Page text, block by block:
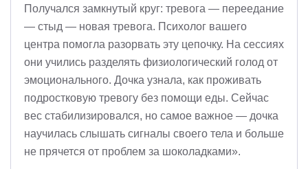
Получался замкнутый круг: тревога — переедание
— стыд — новая тревога. Психолог вашего
центра помогла разорвать эту цепочку. На сессиях
они учились разделять физиологический голод от
эмоционального. Дочка узнала, как проживать
подростковую тревогу без помощи еды. Сейчас
вес стабилизировался, но самое важное — дочка
научилась слышать сигналы своего тела и больше
не прячется от проблем за шоколадками».